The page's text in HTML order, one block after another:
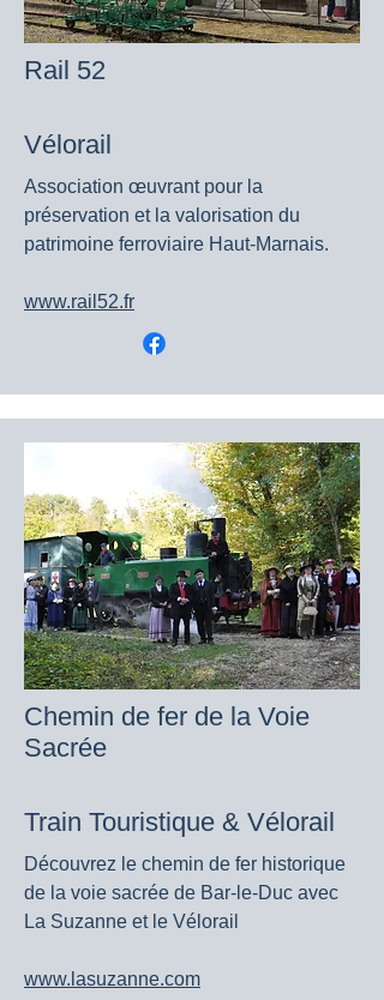
Rail 52
Vélorail
Association œuvrant pour la
préservation et la valorisation du
patrimoine ferroviaire Haut-Marnais.
www.rail52.fr
Chemin de fer de la Voie
Sacrée
Train Touristique & Vélorail
Découvrez le chemin de fer historique
de la voie sacrée de Bar-le-Duc avec
La Suzanne et le Vélorail
www.lasuzanne.com